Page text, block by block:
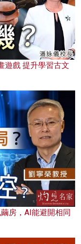
遊戲 提升學習古文
房，AI能避開相同